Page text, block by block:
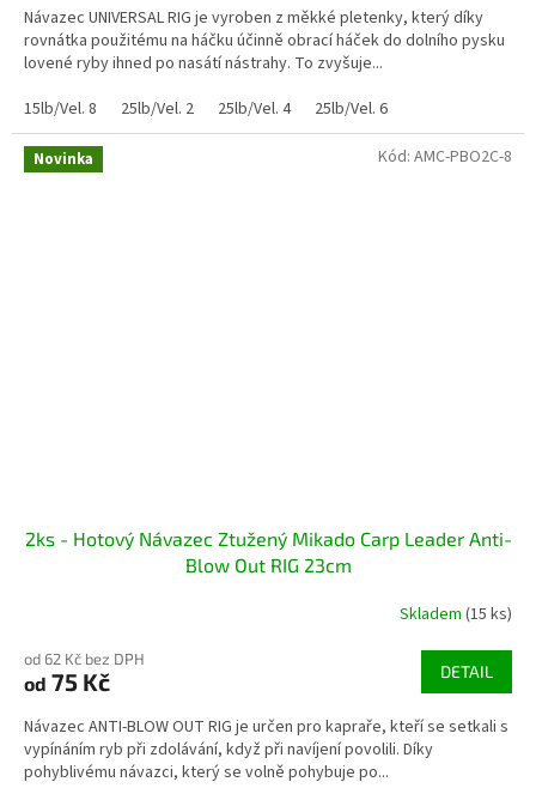
Návazec UNIVERSAL RIG je vyroben z měkké pletenky, který díky
rovnátka použitému na háčku účinně obrací háček do dolního pysku
lovené ryby ihned po nasátí nástrahy. To zvyšuje...
15lb/Vel. 8
25lb/Vel. 2 25lb/Vel. 4 25lb/Vel. 6
Novinka
2ks - Hotový Návazec Ztužený Mikado Carp Leader Anti-
Blow Out RIG 23cm
Skladem (15 ks)
od 62 Kč bez DPH
od 75 Kč DETAIL
Návazec ANTI-BLOW OUT RIG je určen pro kapraře, kteří se setkali s
vypínáním ryb při zdolávání, když při navíjení povolili. Díky
pohyblivému návazci, který se volně pohybuje po...
Kód: AMC-PBO2C-8